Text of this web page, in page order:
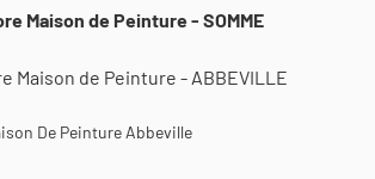
Maison de Peinture - SOMME
Maison de Peinture - ABBEVILLE
De Peinture Abbeville